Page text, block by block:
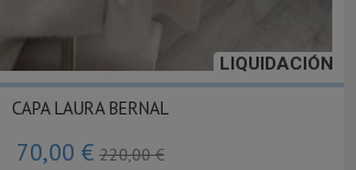
LIQUIDACIÓN
CAPA LAURA BERNAL
70,00 €220,00 €